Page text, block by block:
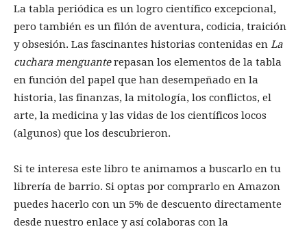
La tabla periódica es un logro científico excepcional,
pero también es un filón de aventura, codicia, traición
y obsesión. Las fascinantes historias contenidas en La
cuchara menguanterepasan los elementos de la tabla
en función del papel que han desempeñado en la
historia, las finanzas, la mitología, los conflictos, el
arte, la medicina y las vidas de los científicos locos
(algunos) que los descubrieron.
Si te interesa este libro te animamos a buscarlo en tu
librería de barrio. Si optas por comprarlo en Amazon
puedes hacerlo con un 5% de descuento directamente
desde nuestro enlace y así colaboras con la